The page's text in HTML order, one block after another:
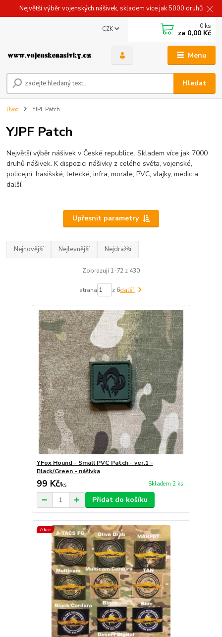
Největší výběr vojenských nášivek, skladem více jak 5000 druhů
Menu
CZK
Hledat
0 ks
za 0,00 Kč
Úvod YJPF Patch
YJPF Patch
Největší výběr nášivek v České republice. Skladem více jak 7000
druhů nášivek. K dispozici nášivky z celého světa, vojenské,
policejní, hasišské, letecké, infra, morale, PVC, vlajky, medic a
další.
Upřesnit parametry
Nejnovější Nejlevnější Nejdražší
Zobrazuji 1-72 z 430
strana z 6další
YFox Hound - Small PVC Patch - ver.1 -
Black/Green - nášivka
99 Kč/ks Skladem 2 ks
Přidat do košíku
Akce